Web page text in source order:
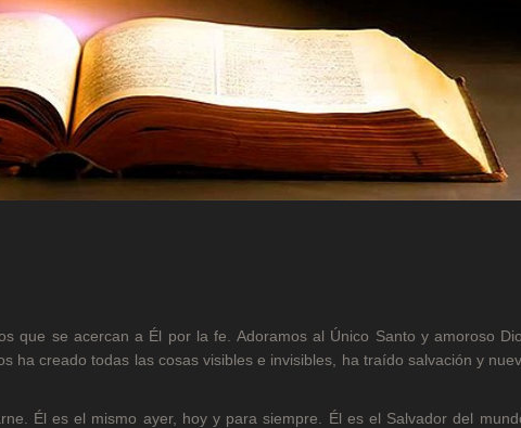
que se acercan a Él por la fe. Adoramos al Único Santo y amoroso
ha creado todas las cosas visibles e invisibles, ha traído salvación y
Él es el mismo ayer, hoy y para siempre. Él es el Salvador del